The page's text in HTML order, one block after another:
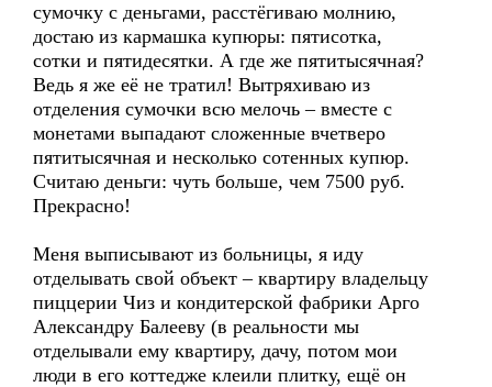
сумочку с деньгами, расстёгиваю молнию,
достаю из кармашка купюры: пятисотка,
сотки и пятидесятки. А где же пятитысячная?
Ведь я же её не тратил! Вытряхиваю из
отделения сумочки всю мелочь – вместе с
монетами выпадают сложенные вчетверо
пятитысячная и несколько сотенных купюр.
Считаю деньги: чуть больше, чем 7500 руб.
Прекрасно!
Меня выписывают из больницы, я иду
отделывать свой объект – квартиру владельцу
пиццерии Чиз и кондитерской фабрики Арго
Александру Балееву (в реальности мы
отделывали ему квартиру, дачу, потом мои
люди в его коттедже клеили плитку, ещё он